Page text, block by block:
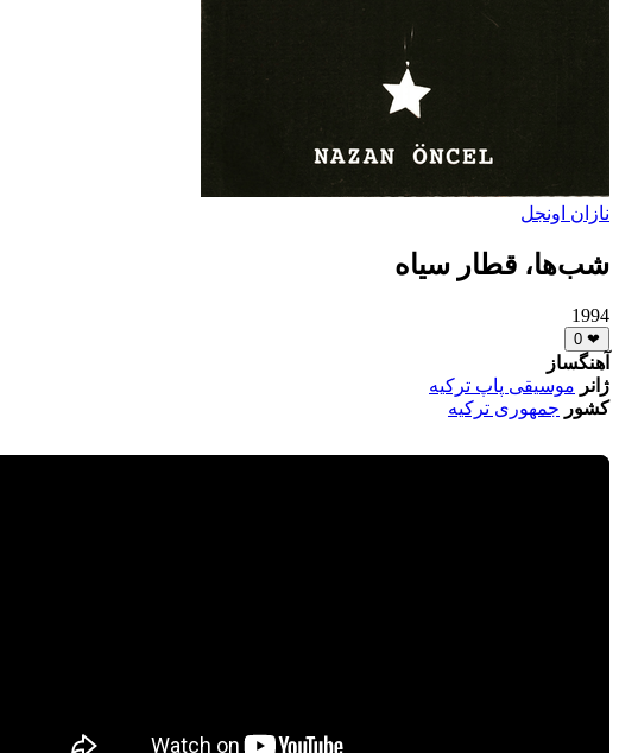
نازان اونجل
شب‌ها، قطار سیاه
1994
❤
0
آهنگساز
ژانر موسیقی پاپ ترکیه
کشور جمهوری ترکیه